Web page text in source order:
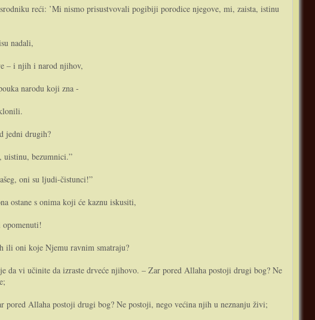
reći: ’Mi nismo prisustvovali pogibiji porodice njegove, mi, zaista, istinu
nadali,
– i njih i narod njihov,
narodu koji zna -
jedni drugih?
uistinu, bezumnici.”
o­ni su ljudi-čistunci!”
ostane s o­nima koji će kaznu iskusiti,
ili o­ni koje Njemu ravnim smatraju?
da vi učinite da izraste drveće njihovo. – Zar pored Allaha postoji drugi bog? Ne
Allaha postoji drugi bog? Ne postoji, nego većina njih u neznanju živi;